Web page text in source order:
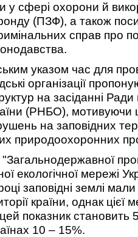
у сфері охорони й
(ПЗФ), а також
справ про
указом час для
організації
на засіданні Ради
(РНБО), мотивуючи
на заповідних
природоохоронних
екологічної мережі
заповідні землі
країни, однак цієї
показник становить
10 – 15%.